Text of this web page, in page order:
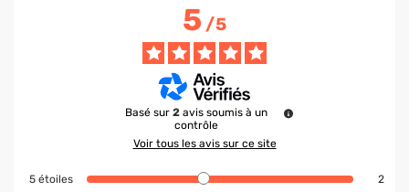
5/5
Basé sur 2 avis soumis à un
contrôle
Voir tous les avis sur ce site
5 étoiles
2